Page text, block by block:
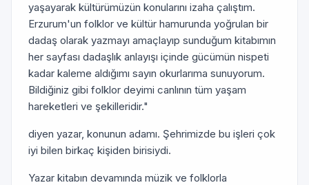
yaşayarak kültürümüzün konularını izaha çalıştım.
Erzurum'un folklor ve kültür hamurunda yoğrulan bir
dadaş olarak yazmayı amaçlayıp sunduğum kitabımın
her sayfası dadaşlık anlayışı içinde gücümün nispeti
kadar kaleme aldığımı sayın okurlarıma sunuyorum.
Bildiğiniz gibi folklor deyimi canlının tüm yaşam
hareketleri ve şekilleridir."
diyen yazar, konunun adamı. Şehrimizde bu işleri çok
iyi bilen birkaç kişiden birisiydi.
Yazar kitabın devamında müzik ve folklorla